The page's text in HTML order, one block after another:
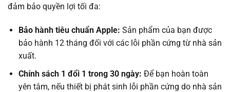
đảm bảo quyền lợi tối đa:
Bảo hành tiêu chuẩn Apple: Sản phẩm của bạn được
bảo hành 12 tháng đối với các lỗi phần cứng từ nhà sản
xuất.
Chính sách 1 đổi 1 trong 30 ngày: Để bạn hoàn toàn
yên tâm, nếu thiết bị phát sinh lỗi phần cứng do nhà sản